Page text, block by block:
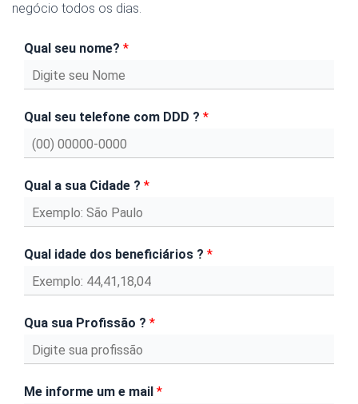
negócio todos os dias.
Qual seu nome? *
Qual seu telefone com DDD ? *
Qual a sua Cidade ? *
Qual idade dos beneficiários ? *
Qua sua Profissão ? *
Me informe um e mail *